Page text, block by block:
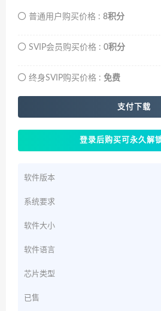
普通用户购买价格 : 8积分
SVIP会员购买价格 : 0积分
终身SVIP购买价格 : 免费
支付下载
登录后购买可永久解
软件版本
系统要求
软件大小
软件语言
芯片类型
已售